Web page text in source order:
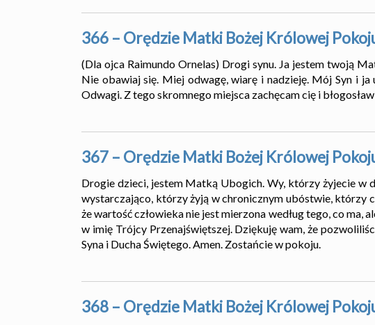
366 – Orędzie Matki Bożej Królowej
(Dla ojca Raimundo Ornelas) Drogi synu. Ja jestem twoją
Nie obawiaj się. Miej odwagę, wiarę i nadzieję. Mój Syn i
Odwagi. Z tego skromnego miejsca zachęcam cię i
367 – Orędzie Matki Bożej Królowej
Drogie dzieci, jestem Matką Ubogich. Wy, którzy żyjecie w
wystarczająco, którzy żyją w chronicznym ubóstwie, którzy
że wartość człowieka nie jest mierzona według tego, co ma,
w imię Trójcy Przenajświętszej. Dziękuję wam, że
Syna i Ducha Świętego. Amen. Zostańcie w pokoju.
368 – Orędzie Matki Bożej Królowej